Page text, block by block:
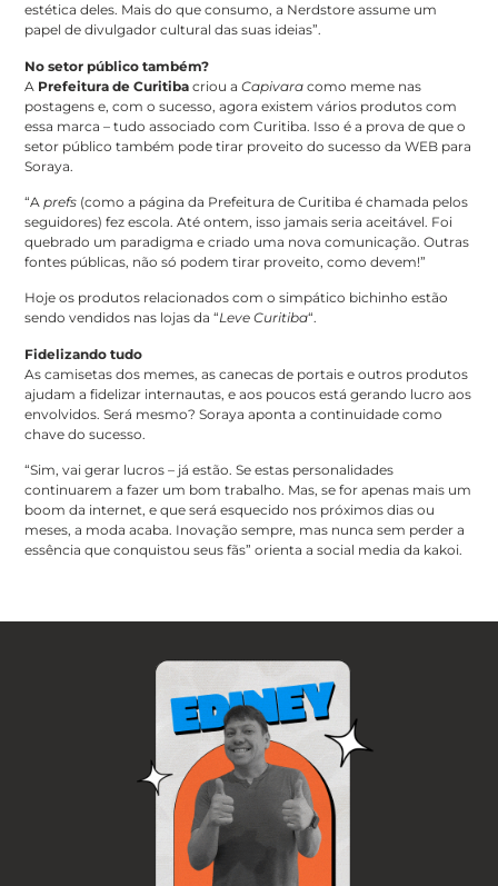
estética deles. Mais do que consumo, a Nerdstore assume um
papel de divulgador cultural das suas ideias”.
No setor público também?
A Prefeitura de Curitiba criou aCapivara como meme nas
postagens e, com o sucesso, agora existem vários produtos com
essa marca – tudo associado com Curitiba. Isso é a prova de que o
setor público também pode tirar proveito do sucesso da WEB para
Soraya.
“Aprefs (como a página da Prefeitura de Curitiba é chamada pelos
seguidores) fez escola. Até ontem, isso jamais seria aceitável. Foi
quebrado um paradigma e criado uma nova comunicação. Outras
fontes públicas, não só podem tirar proveito, como devem!”
Hoje os produtos relacionados com o simpático bichinho estão
sendo vendidos nas lojas da “Leve Curitiba“.
Fidelizando tudo
As camisetas dos memes, as canecas de portais e outros produtos
ajudam a fidelizar internautas, e aos poucos está gerando lucro aos
envolvidos. Será mesmo? Soraya aponta a continuidade como
chave do sucesso.
“Sim, vai gerar lucros – já estão. Se estas personalidades
continuarem a fazer um bom trabalho. Mas, se for apenas mais um
boom da internet, e que será esquecido nos próximos dias ou
meses, a moda acaba. Inovação sempre, mas nunca sem perder a
essência que conquistou seus fãs” orienta a social media da kakoi.